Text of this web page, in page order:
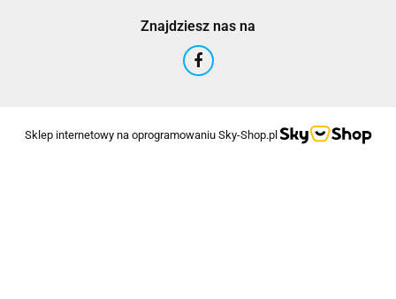
Znajdziesz nas na
Sklep internetowy na oprogramowaniu Sky-Shop.pl